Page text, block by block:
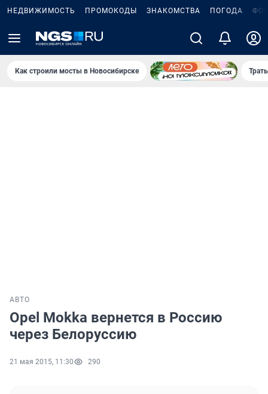
НЕДВИЖИМОСТЬ ПРОМОКОДЫ ЗНАКОМСТВА ПОГОДА
Как строили мосты в Новосибирске
АВТО
Opel Mokka вернется в Россию
через Белоруссию
21 мая 2015, 11:30 290